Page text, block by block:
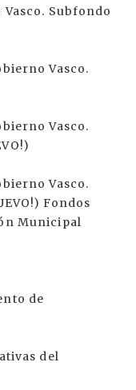
Subfondo
Vasco.
Vasco.
Vasco.
Fondos
Municipal
de
del